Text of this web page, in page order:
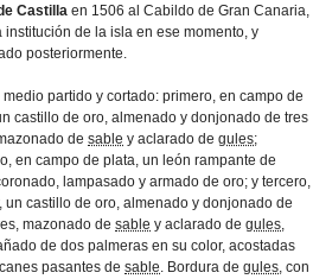
Castilla en 1506 al Cabildo de Gran Canaria,
institución de la isla en ese momento, y
posteriormente.
medio partido y cortado: primero, en campo de
castillo de oro, almenado y donjonado de tres
de sable y aclarado de gules;
en campo de plata, un león rampante de
lampasado y armado de oro; y tercero,
, un castillo de oro, almenado y donjonado de
mazonado de sable y aclarado de gules,
de dos palmeras en su color, acostadas
pasantes de sable. Bordura de gules, con